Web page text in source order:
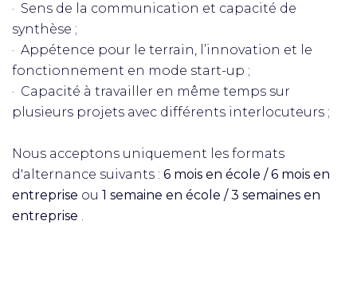
· Sens de la communication et capacité de
synthèse ;
· Appétence pour le terrain, l’innovation et le
fonctionnement en mode start-up ;
· Capacité à travailler en même temps sur
plusieurs projets avec différents interlocuteurs ;
Nous acceptons uniquement les formats
d'alternance suivants : 6 mois en école / 6 mois en
entreprise ou 1 semaine en école / 3 semaines en
entreprise .